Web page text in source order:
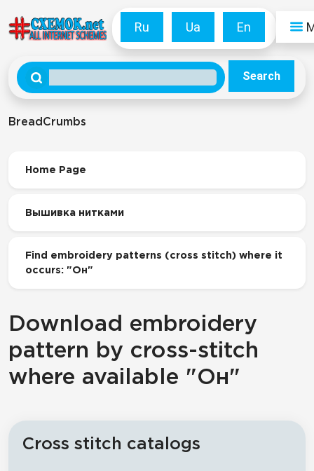
Ru Ua En
Search
BreadCrumbs
Home Page
Вышивка нитками
Find embroidery patterns (cross stitch) where it
occurs: "Он"
Download embroidery
pattern by cross-stitch
where available "Он"
Cross stitch catalogs